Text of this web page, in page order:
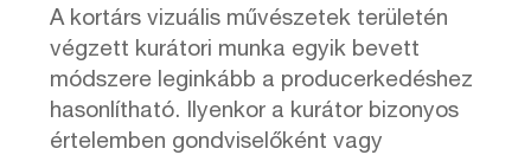
A kortárs vizuális művészetek területén
végzett kurátori munka egyik bevett
módszere leginkább a producerkedéshez
hasonlítható. Ilyenkor a kurátor bizonyos
értelemben gondviselőként vagy